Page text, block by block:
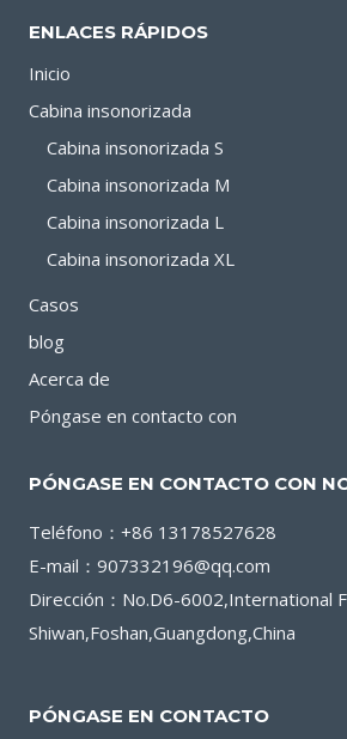
EN
DE
TRABAJO
MODERNO
ENLACES RÁPIDOS
Inicio
Cabina insonorizada
Cabina insonorizada S
Cabina insonorizada M
Cabina insonorizada L
Cabina insonorizada XL
Casos
blog
Acerca de
Póngase en contacto con
PÓNGASE EN CONTACTO CON
Teléfono：+86 13178527628
E-mail：907332196@qq.com
Dirección：No.D6-6002,International
Shiwan,Foshan,Guangdong,China
PÓNGASE EN CONTACTO